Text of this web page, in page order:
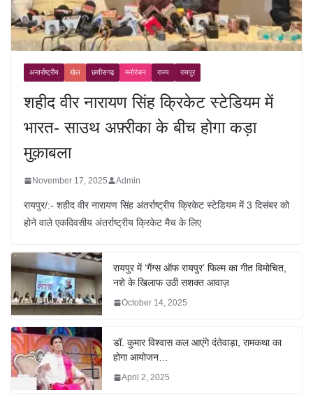
अन्तर्राष्ट्रीय खेल छत्तीसगढ़ मनोरंजन राज्य रायपुर
शहीद वीर नारायण सिंह क्रिकेट स्टेडियम में
भारत- साउथ अफ़्रीका के बीच होगा कड़ा
मुक़ाबला
November 17, 2025 Admin
रायपुर/:- शहीद वीर नारायण सिंह अंतर्राष्ट्रीय क्रिकेट स्टेडियम में 3 दिसंबर को
होने वाले एकदिवसीय अंतर्राष्ट्रीय क्रिकेट मैच के लिए
रायपुर में ‘गैंग्स ऑफ रायपुर’ फिल्म का गीत विमोचित,
नशे के खिलाफ उठी सशक्त आवाज़
October 14, 2025
डॉ. कुमार विश्वास कल आएंगे दंतेवाड़ा, रामकथा का
होगा आयोजन…
April 2, 2025